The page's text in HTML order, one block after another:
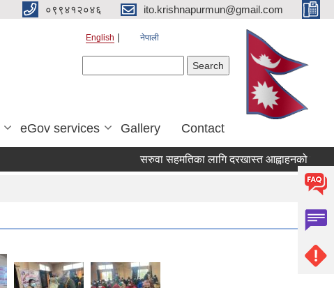
०९९४१२०४६ ito.krishnapurmun@gmail.com
English नेपाली
eGov services Gallery Contact
सरुवा सहमतिका लागि दरखास्त आह्वाहनको सुचना